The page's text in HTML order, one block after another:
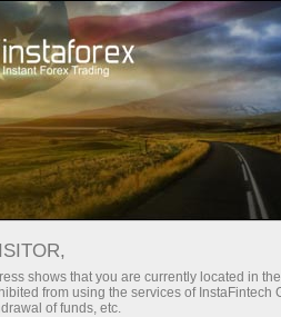
فتح الحساب الفوري
للشركاء
shows that you are currently located in
from using the services of
of funds, etc.